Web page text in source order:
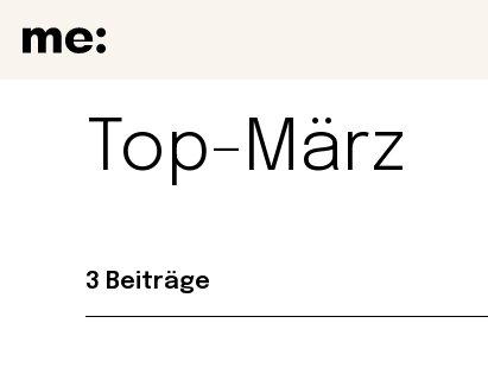
Top-März
3 Beiträge